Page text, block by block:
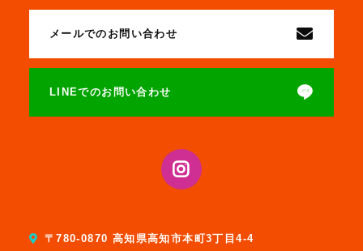
メールでのお問い合わせ
LINEでのお問い合わせ
〒780-0870 高知県高知市本町3丁目4-4